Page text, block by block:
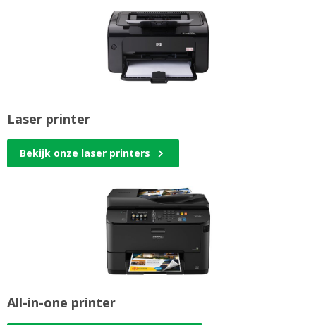
Laser printer
Bekijk onze laser printers
All-in-one printer